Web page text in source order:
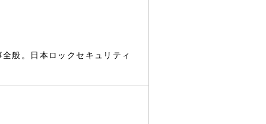
般。日本ロックセキュリティ